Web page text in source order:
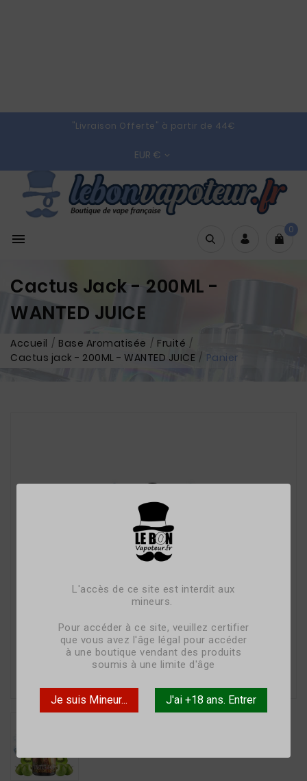
L'accès de ce site est interdit aux
mineurs.
Pour accéder à ce site, veuillez certifier
que vous avez l'âge légal pour accéder
à une boutique vendant des produits
soumis à une limite d'âge
Je suis Mineur... J'ai +18 ans. Entrer
"Livraison Offerte" à partir de 44€
EUR € 

0
Cactus Jack - 200ML -
WANTED JUICE
Accueil Base Aromatisée
Fruité
Cactus jack - 200ML - WANTED JUICE
Panier